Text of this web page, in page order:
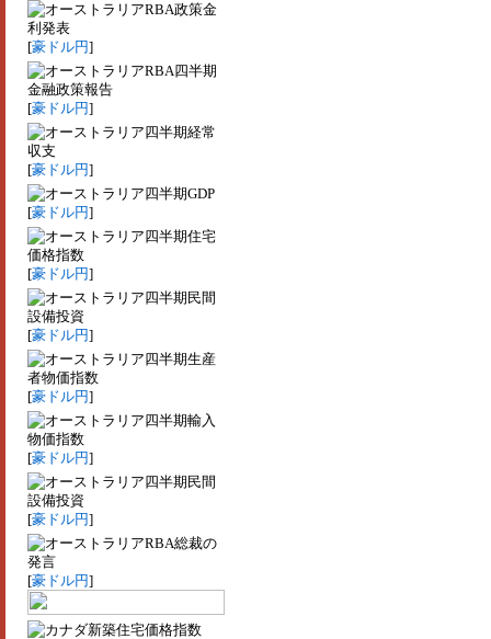
RBA政策金
利発表
[豪ドル円]
RBA四半期
金融政策報告
[豪ドル円]
四半期経常
収支
[豪ドル円]
四半期GDP
[豪ドル円]
四半期住宅
価格指数
[豪ドル円]
四半期民間
設備投資
[豪ドル円]
四半期生産
者物価指数
[豪ドル円]
四半期輸入
物価指数
[豪ドル円]
四半期民間
設備投資
[豪ドル円]
RBA総裁の
発言
[豪ドル円]
新築住宅価格指数